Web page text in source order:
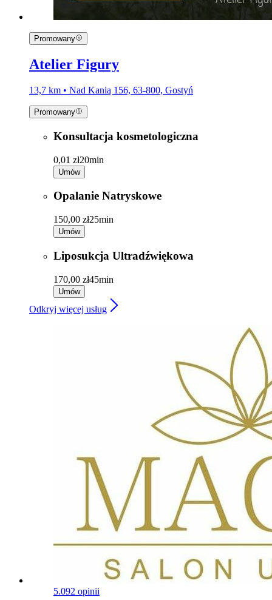
Promowany
Atelier Figury
13,7 km • Nad Kanią 156, 63-800, Gostyń
Promowany
Konsultacja kosmetologiczna
0,01 zł20min
Umów
Opalanie Natryskowe
150,00 zł25min
Umów
Liposukcja Ultradźwiękowa
170,00 zł45min
Umów
Odkryj więcej usług
5.092 opinii